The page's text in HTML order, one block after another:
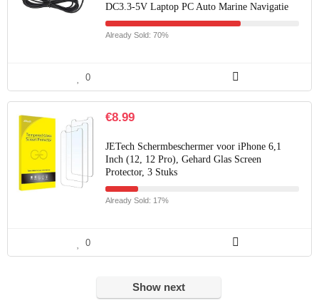
DC3.3-5V Laptop PC Auto Marine Navigatie
Already Sold: 70%
0
€8.99
JETech Schermbeschermer voor iPhone 6,1
Inch (12, 12 Pro), Gehard Glas Screen
Protector, 3 Stuks
Already Sold: 17%
0
Show next